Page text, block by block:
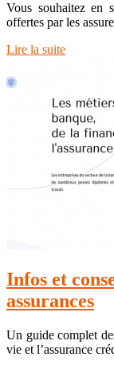
Vous souhaitez en
offertes par les
Lire la suite
Infos et
assurances
Un guide complet
vie et l’assurance